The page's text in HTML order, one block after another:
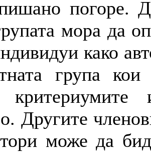
погоре.
мора да
како
група кои
Другите
може да